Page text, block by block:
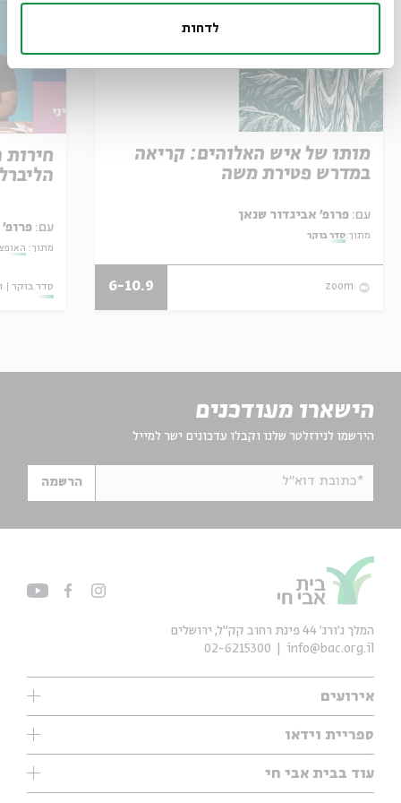
לדחות
מותו של איש האלוהים: קריאה
במדרש פטירת משה
עם:
מתוך:סדר בוקר
zoom
6-10.9
עם: פרופ'
מתוך:
סדר בוקר
הישארו מעודכנים
הירשמו לניוזלטר שלנו וקבלו עדכונים ישר למייל
*כתובת דוא"ל הרשמה
אירועים
עיון
אנגלית
ספריית וידאו
ילדים
מוזיקה
עוד בבית אבי חי
תערוכות
המלך ג'ורג' 44 פינת רחוב קק״ל, ירושלים
info@bac.org.il
02-6215300